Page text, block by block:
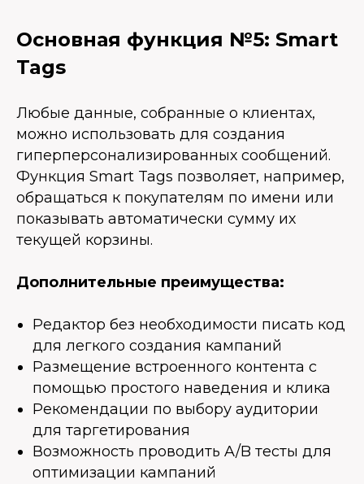
Основная функция №5: Smart
Tags
Любые данные, собранные о клиентах,
можно использовать для создания
гиперперсонализированных сообщений.
Функция Smart Tags позволяет, например,
обращаться к покупателям по имени или
показывать автоматически сумму их
текущей корзины.
Дополнительные преимущества:
Редактор без необходимости писать код
для легкого создания кампаний
Размещение встроенного контента с
помощью простого наведения и клика
Рекомендации по выбору аудитории
для таргетирования
Возможность проводить A/B тесты для
оптимизации кампаний